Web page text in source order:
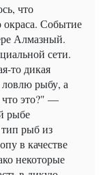
что
окраса. Событие
Алмазный.
сети.
то дикая
ловлю рыбу, а
что это?" —
рыбе
рыб из
в качестве
некоторые